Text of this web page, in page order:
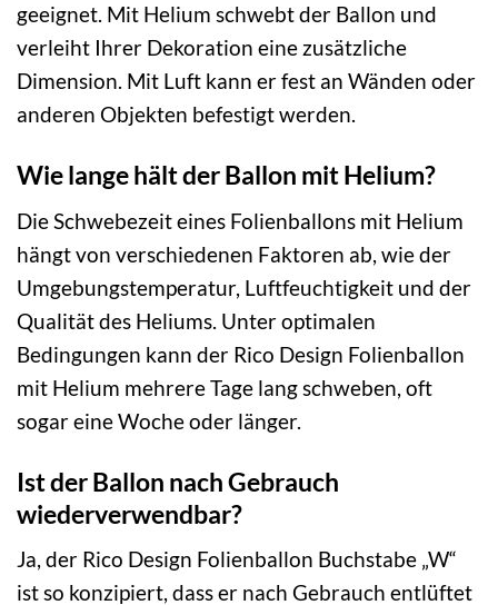
geeignet. Mit Helium schwebt der Ballon und
verleiht Ihrer Dekoration eine zusätzliche
Dimension. Mit Luft kann er fest an Wänden oder
anderen Objekten befestigt werden.
Wie lange hält der Ballon mit Helium?
Die Schwebezeit eines Folienballons mit Helium
hängt von verschiedenen Faktoren ab, wie der
Umgebungstemperatur, Luftfeuchtigkeit und der
Qualität des Heliums. Unter optimalen
Bedingungen kann der Rico Design Folienballon
mit Helium mehrere Tage lang schweben, oft
sogar eine Woche oder länger.
Ist der Ballon nach Gebrauch
wiederverwendbar?
Ja, der Rico Design Folienballon Buchstabe „W“
ist so konzipiert, dass er nach Gebrauch entlüftet